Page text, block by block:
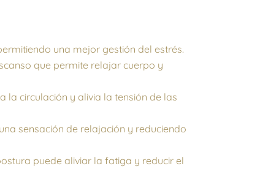
una mejor gestión del estrés.
que permite relajar cuerpo y
la circulación y alivia la tensión de las
sensación de relajación y reduciendo
puede aliviar la fatiga y reducir el